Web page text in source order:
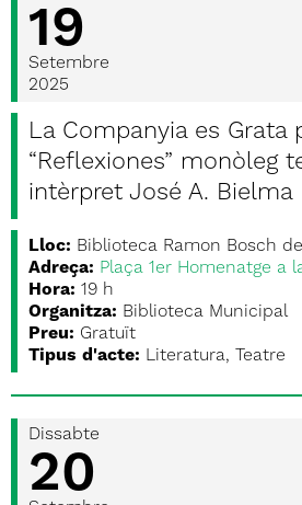
19
Setembre
2025
La Companyia es Grata
“Reflexiones” monòleg
intèrpret José A. Bielma
Lloc: Biblioteca Ramon Bosch
Adreça: Plaça 1er Homenatge a
Hora: 19 h
Organitza: Biblioteca Municipal
Preu: Gratuït
Tipus d'acte: Literatura, Teatre
Dissabte
20